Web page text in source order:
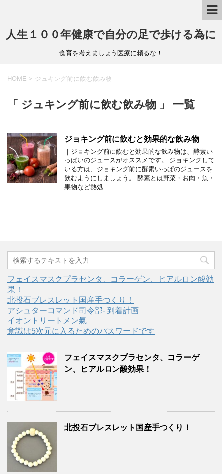
人生１００年健康で自分の足で歩ける為に
食育を考えましょう医療に頼るな！
HOME > ジュキング前に飲む飲み物
「 ジュキング前に飲む飲み物 」 一覧
ジョキング前に飲むと効果的な飲み物
｜ジョキング前に飲むと効果的な飲み物は、酵素い
っぱいのジュースがオススメです。 ジョキングして
いる方は、ジョキング前に酵素いっぱのジュースを
飲むようにしましょう。 酵素とは野菜・お肉・魚・
果物など熱処 …
フェイスマスクプラセンタ、コラーゲン、ヒアルロン酸効
果！
北投石ブレスレット国産手つくり！
アシュターコマンド司令部- 到着計画
イオントリートメン氣
意識は5次元に入るためのパスワードです
フェイスマスクプラセンタ、コラーゲ
ン、ヒアルロン酸効果！
北投石ブレスレット国産手つくり！